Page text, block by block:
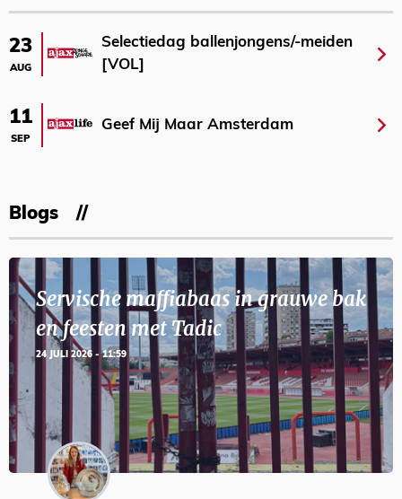
23
AUG
Selectiedag ballenjongens/-meiden
[VOL]
11
SEP
Geef Mij Maar Amsterdam
Blogs
Servische maffiabaas in grauwe bak
en feesten met Tadic
24 JULI 2026 - 11:59